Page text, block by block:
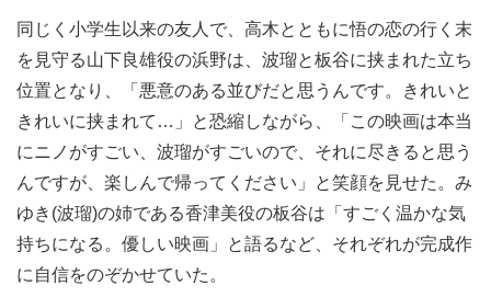
同じく小学生以来の友人で、高木とともに悟の恋の行く末
を見守る山下良雄役の浜野は、波瑠と板谷に挟まれた立ち
位置となり、「悪意のある並びだと思うんです。きれいと
きれいに挟まれて…」と恐縮しながら、「この映画は本当
にニノがすごい、波瑠がすごいので、それに尽きると思う
んですが、楽しんで帰ってください」と笑顔を見せた。み
ゆき(波瑠)の姉である香津美役の板谷は「すごく温かな気
持ちになる。優しい映画」と語るなど、それぞれが完成作
に自信をのぞかせていた。